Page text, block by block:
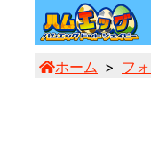
ホーム フ